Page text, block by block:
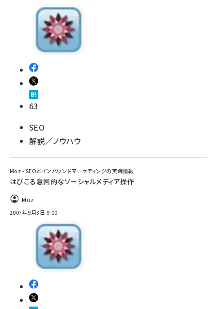
63
SEO
解説／ノウハウ
Moz - SEOとインバウンドマーケティングの実践情報
はびこる意図的なソーシャルメディア操作
Moz
2007年9月3日 9:00